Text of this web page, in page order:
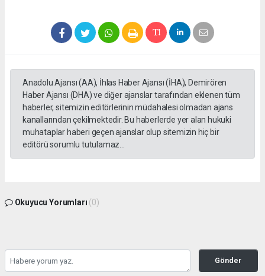
Anadolu Ajansı (AA), İhlas Haber Ajansı (İHA), Demirören
Haber Ajansı (DHA) ve diğer ajanslar tarafından eklenen tüm
haberler, sitemizin editörlerinin müdahalesi olmadan ajans
kanallarından çekilmektedir. Bu haberlerde yer alan hukuki
muhataplar haberi geçen ajanslar olup sitemizin hiç bir
editörü sorumlu tutulamaz...
Okuyucu Yorumları (0)
Gönder